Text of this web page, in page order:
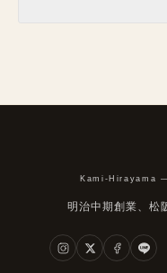
Kami-Hirayama
明治中期創業、松